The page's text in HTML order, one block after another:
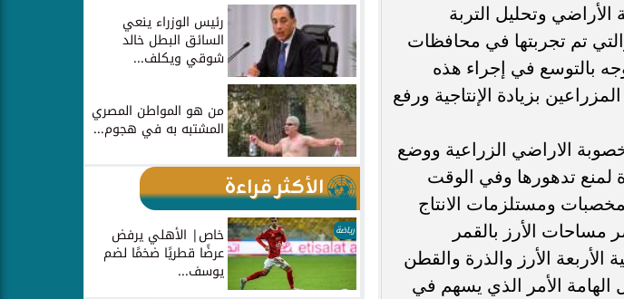
وتحليل التربة
تم تجربتها في محافظات
بالتوسع في إجراء هذه
بزيادة الإنتاجية ورفع
الاراضي الزراعية ووضع
لمنع تدهورها وفي الوقت
ومستلزمات الانتاج
الأرز بالقمر
الأرز والذرة والقطن
الأمر الذي يسهم في
رئيس الوزراء ينعي
السائق البطل خالد
شوقي ويكلف...
من هو المواطن المصري
المشتبه به في هجوم...
الأكثر قراءة
رياضة خاص| الأهلي يرفض
عرضًا قطريًا ضخمًا لضم
يوسف...